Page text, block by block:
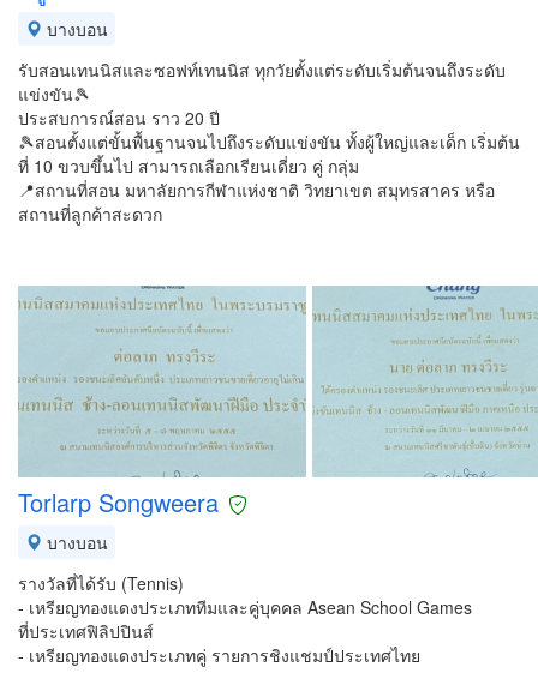
บางบอน
รับสอนเทนนิสและซอฟท์เทนนิส ทุกวัยตั้งแต่ระดับเริ่มต้นจนถึงระดับ
แข่งขัน🎾
ประสบการณ์สอน ราว 20 ปี
🎾สอนตั้งแต่ขั้นพื้นฐานจนไปถึงระดับแข่งขัน ทั้งผู้ใหญ่และเด็ก เริ่มต้น
ที่ 10 ขวบขึ้นไป สามารถเลือกเรียนเดี่ยว คู่ กลุ่ม
📍สถานที่สอน มหาลัยการกีฬาแห่งชาติ วิทยาเขต สมุทรสาคร หรือ
สถานที่ลูกค้าสะดวก
Torlarp Songweera
บางบอน
รางวัลที่ได้รับ (Tennis)
- เหรียญทองแดงประเภททีมและคู่บุคคล Asean School Games
ที่ประเทศฟิลิปปินส์
- เหรียญทองแดงประเภทคู่ รายการชิงแชมป์ประเทศไทย